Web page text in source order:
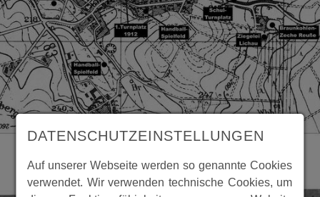
DATENSCHUTZEINSTELLUNGEN
Auf unserer Webseite werden so genannte Cookies
verwendet. Wir verwenden technische Cookies, um